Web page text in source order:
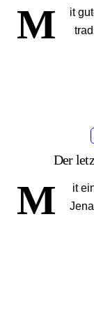
M
it
Der
M
it